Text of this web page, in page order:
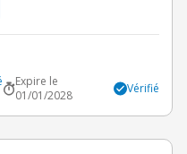
Expire le
01/01/2028
Vérifié